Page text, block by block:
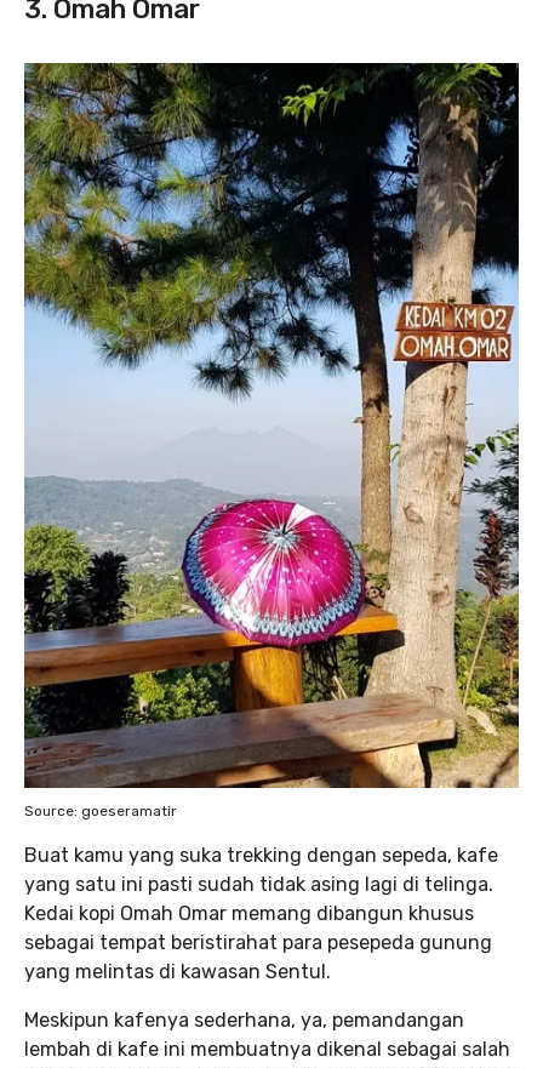
3. Omah Omar
Source: goeseramatir
Buat kamu yang suka trekking dengan sepeda, kafe
yang satu ini pasti sudah tidak asing lagi di telinga.
Kedai kopi Omah Omar memang dibangun khusus
sebagai tempat beristirahat para pesepeda gunung
yang melintas di kawasan Sentul.
Meskipun kafenya sederhana, ya, pemandangan
lembah di kafe ini membuatnya dikenal sebagai salah